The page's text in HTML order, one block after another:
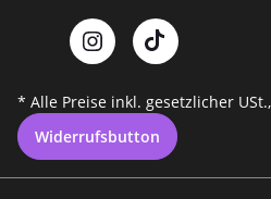
* Alle Preise inkl. gesetzlicher
Widerrufsbutton